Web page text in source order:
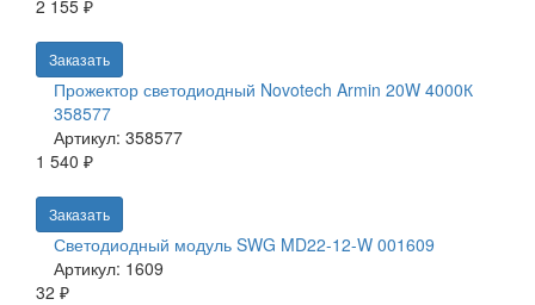
2 155 ₽
Заказать
Прожектор светодиодный Novotech Armin 20W 4000К
358577
Артикул: 358577
1 540 ₽
Заказать
Светодиодный модуль SWG MD22-12-W 001609
Артикул: 1609
32 ₽